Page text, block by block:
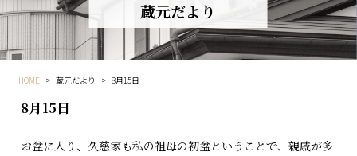
蔵元だより
HOME > 蔵元だより > 8月15日
8月15日
お盆に入り、久慈家も私の祖母の初盆ということで、親戚が多